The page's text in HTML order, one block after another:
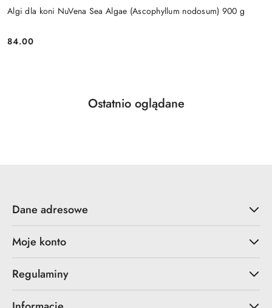
Algi dla koni NuVena Sea Algae (Ascophyllum nodosum) 900 g
Cena:
84.00
Pomiń karuzelę produktów
Produkty
Ostatnio oglądane
Dane adresowe
Moje konto
Regulaminy